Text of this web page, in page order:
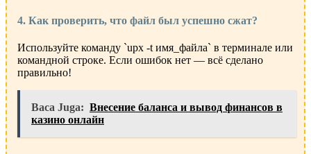
4. Как проверить, что файл был успешно сжат?
Используйте команду `upx -t имя_файла` в терминале или
командной строке. Если ошибок нет — всё сделано
правильно!
Baca Juga: Внесение баланса и вывод финансов в
казино онлайн